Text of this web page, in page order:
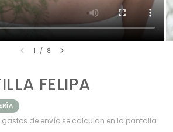
1 / 8
FELIPA
gastos de envío se calculan en la pantalla